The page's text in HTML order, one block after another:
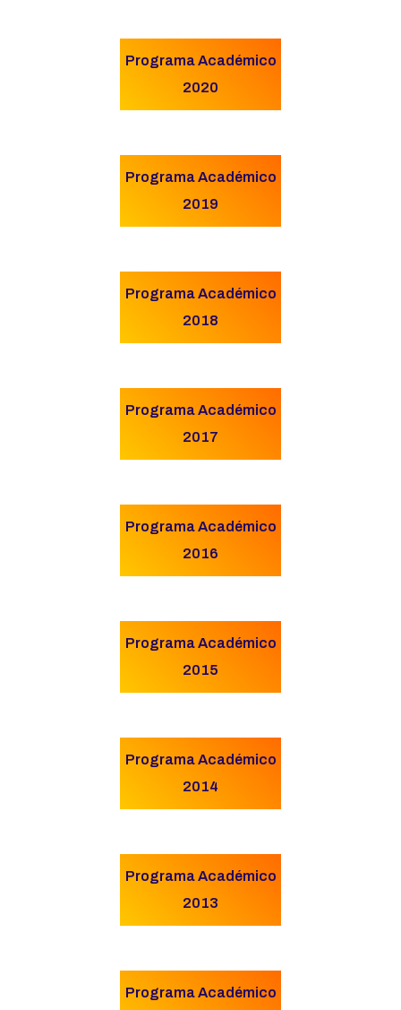
Programa Académico
2020
Programa Académico
2019
Programa Académico
2018
Programa Académico
2017
Programa Académico
2016
Programa Académico
2015
Programa Académico
2014
Programa Académico
2013
Programa Académico